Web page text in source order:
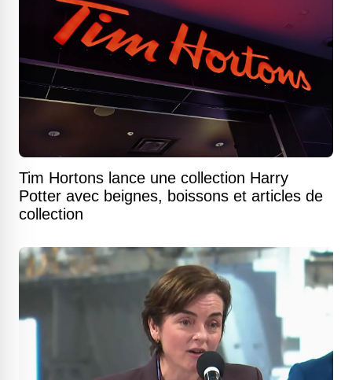
Tim Hortons lance une collection Harry
Potter avec beignes, boissons et articles de
collection